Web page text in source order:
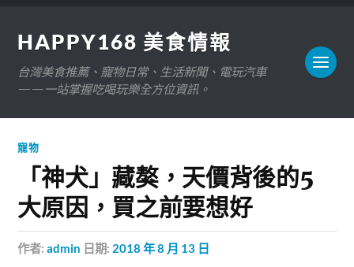
HAPPY168 美食情報
台灣美食推薦、寵物日常、生活新聞、電玩汽車
——一站掌握吃喝玩樂全方位資訊。
寵物
「神犬」藏獒，天價背後的5
大原因，買之前要想好
作者:admin 日期: 2018 年 8 月 13 日